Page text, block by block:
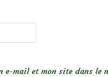
e-mail et mon site dans le